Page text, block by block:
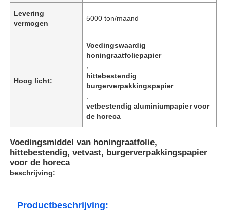
Levering
vermogen
5000 ton/maand
Hoog licht:
Voedingswaardig
honingraatfoliepapier
hittebestendig
burgerverpakkingspapier
vetbestendig aluminiumpapier voor
de horeca
Voedingsmiddel van honingraatfolie,
hittebestendig, vetvast, burgerverpakkingspapier
voor de horeca
beschrijving:
Productbeschrijving: